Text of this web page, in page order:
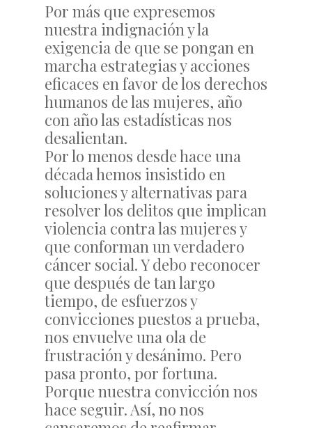
Por más que expresemos
nuestra indignación y la
exigencia de que se pongan en
marcha estrategias y acciones
eficaces en favor de los derechos
humanos de las mujeres, año
con año las estadísticas nos
desalientan.
Por lo menos desde hace una
década hemos insistido en
soluciones y alternativas para
resolver los delitos que implican
violencia contra las mujeres y
que conforman un verdadero
cáncer social. Y debo reconocer
que después de tan largo
tiempo, de esfuerzos y
convicciones puestos a prueba,
nos envuelve una ola de
frustración y desánimo. Pero
pasa pronto, por fortuna.
Porque nuestra convicción nos
hace seguir. Así, no nos